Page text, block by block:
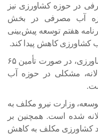
در حوزه کشاورزی نیز
آب مصرفی در بخش
هفتم توسعه پیش‌بینی
وی اذعان کرد: طبق اعلام جهاد کشاورزی، در صورت تأمین ۶۵
مشکلی در حوزه آب
وزارت نیرو مکلف به
شده است. همچنین بر
کشاورزی مکلف به کاهش